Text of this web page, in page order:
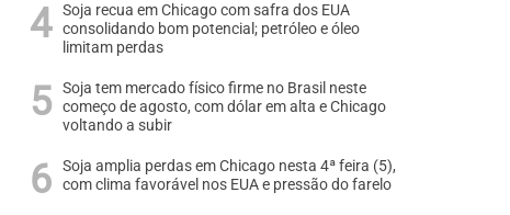
Soja recua em Chicago com safra dos EUA
consolidando bom potencial; petróleo e óleo
limitam perdas
Soja tem mercado físico firme no Brasil neste
começo de agosto, com dólar em alta e Chicago
voltando a subir
Soja amplia perdas em Chicago nesta 4ª feira (5),
com clima favorável nos EUA e pressão do farelo